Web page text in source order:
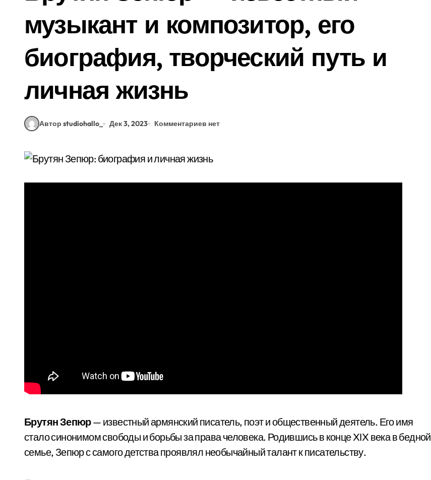
музыкант и композитор, его
биография, творческий путь и
личная жизнь
Автор studiohallo_ Дек 3, 2023 Комментариев нет
Брутян Зепюр— известный армянский писатель, поэт и общественный деятель. Его имя
стало синонимом свободы и борьбы за права человека. Родившись в конце XIX века в бедной
семье, Зепюр с самого детства проявлял необычайный талант к писательству.